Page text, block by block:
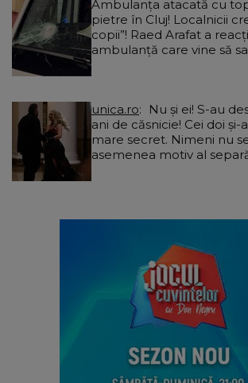
Ambulanța atacată cu
pietre în Cluj! Localnicii
copii”! Raed Arafat a
ambulanță care vine să
unica.ro
ani de căsnicie! Cei doi și-
mare secret. Nimeni nu
asemenea motiv al